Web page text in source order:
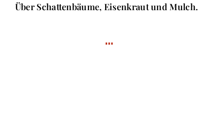
Über Schattenbäume, Eisenkraut und Mulch.
…